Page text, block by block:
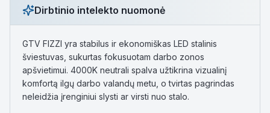
Dirbtinio intelekto nuomonė
GTV FIZZI yra stabilus ir ekonomiškas LED stalinis
šviestuvas, sukurtas fokusuotam darbo zonos
apšvietimui. 4000K neutrali spalva užtikrina vizualinį
komfortą ilgų darbo valandų metu, o tvirtas pagrindas
neleidžia įrenginiui slysti ar virsti nuo stalo.